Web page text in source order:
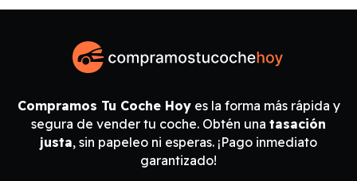
Compramos Tu Coche Hoyes la forma más rápida y
segura de vender tu coche. Obtén una tasación
justa, sin papeleo ni esperas. ¡Pago inmediato
garantizado!